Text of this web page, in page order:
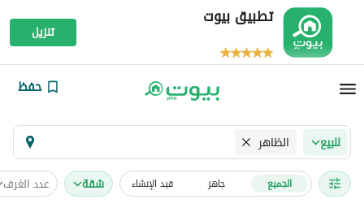
تطبيق بيوت
تنزيل
حفظ
للبيع الظاهر
الجميع جاهز قيد الإنشاء شقة عدد الغرف